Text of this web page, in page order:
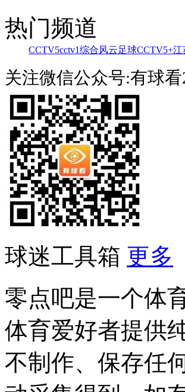
热门频道
CCTV5cctv1综合风云足球CCTV5+江
关注微信公众号:有球
球迷工具箱 更多
零点吧是一个体
体育爱好者提供
不制作、保存任